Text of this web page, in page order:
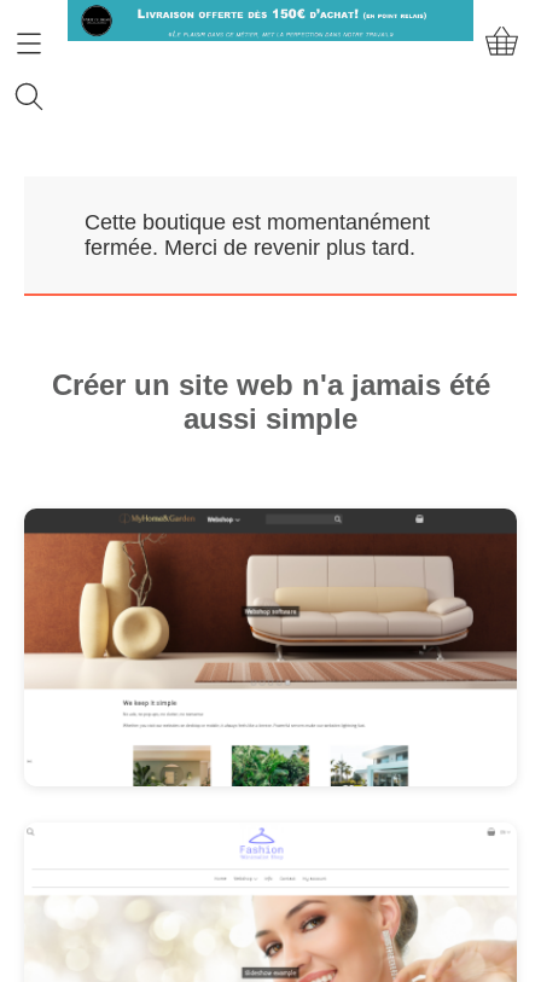
Prendre RDV
Nos Marques
Contact
E-Boutique
Les Promos!
Polishangel Belgium
Cette boutique est momentanément
fermée. Merci de revenir plus tard.
Créer un site web n'a jamais été
aussi simple